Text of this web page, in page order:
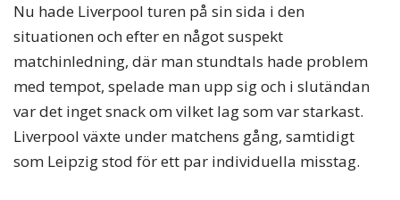
Nu hade Liverpool turen på sin sida i den
situationen och efter en något suspekt
matchinledning, där man stundtals hade problem
med tempot, spelade man upp sig och i slutändan
var det inget snack om vilket lag som var starkast.
Liverpool växte under matchens gång, samtidigt
som Leipzig stod för ett par individuella misstag.